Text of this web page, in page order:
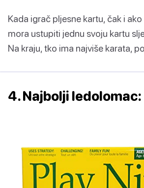
Kada igrač pljesne kartu, čak i
mora ustupiti jednu svoju kartu
Na kraju, tko ima najviše karata,
4. Najbolji ledolomac: